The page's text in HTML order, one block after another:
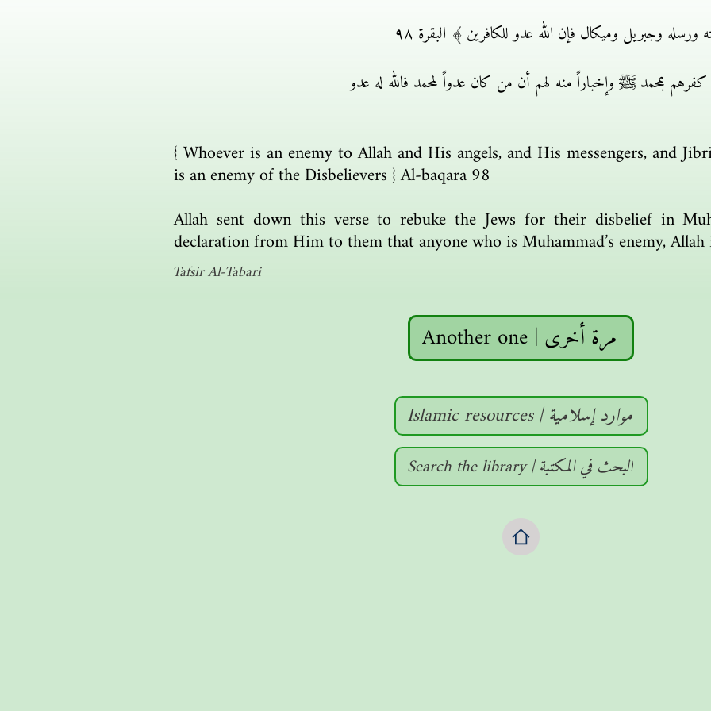
وجبريل وميكال فإن الله عدو للكافرين ﴾ البقرة ٩٨
في كفرهم بمحمد ﷺ وإخباراً منه لهم أن من كان عدواً لمحمد فالله له عدو
{ Whoever is an enemy to Allah and His angels, and His messengers, and
is an enemy of the Disbelievers } Al-baqara 98
Allah sent down this verse to rebuke the Jews for their disbelief in
declaration from Him to them that anyone who is Muhammad’s enemy, Allah
Tafsir Al-Tabari
Another one | مرة أخرى
Islamic resources | موارد إسلامية
Search the library | البحث في المكتبة